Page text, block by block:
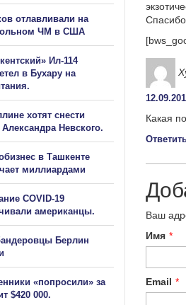
Какая
Ваш
Имя *
Email *
отлавливали на
ЧМ в США
Ил-114
в Бухару на
хотят снести
Невского.
в Ташкенте
миллиардами
COVID-19
американцы.
Берлин
«попросили» за
$420 000.